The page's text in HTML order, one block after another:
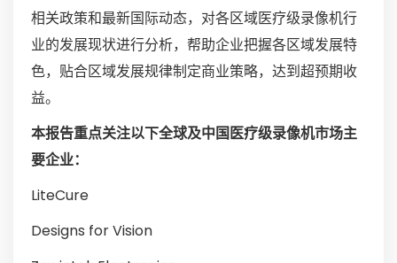
相关政策和最新国际动态，对各区域医疗级录像机行
业的发展现状进行分析，帮助企业把握各区域发展特
色，贴合区域发展规律制定商业策略，达到超预期收
益。
本报告重点关注以下全球及中国医疗级录像机市场主
要企业：
LiteCure
Designs for Vision